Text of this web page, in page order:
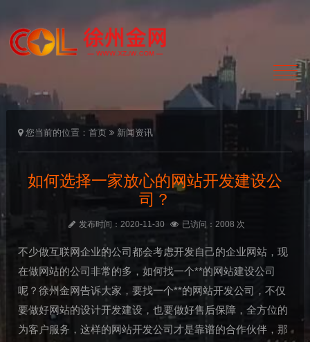
您当前的位置：首页 新闻资讯
如何选择一家放心的网站开发建设公
司？
发布时间：2020-11-30 已访问：2008 次
不少做互联网企业的公司都会考虑开发自己的企业网站，现
在做网站的公司非常的多，如何找一个**的网站建设公司
呢？徐州金网告诉大家，要找一个**的网站开发公司，不仅
要做好网站的设计开发建设，也要做好售后保障，全方位的
为客户服务，这样的网站开发公司才是靠谱的合作伙伴，那